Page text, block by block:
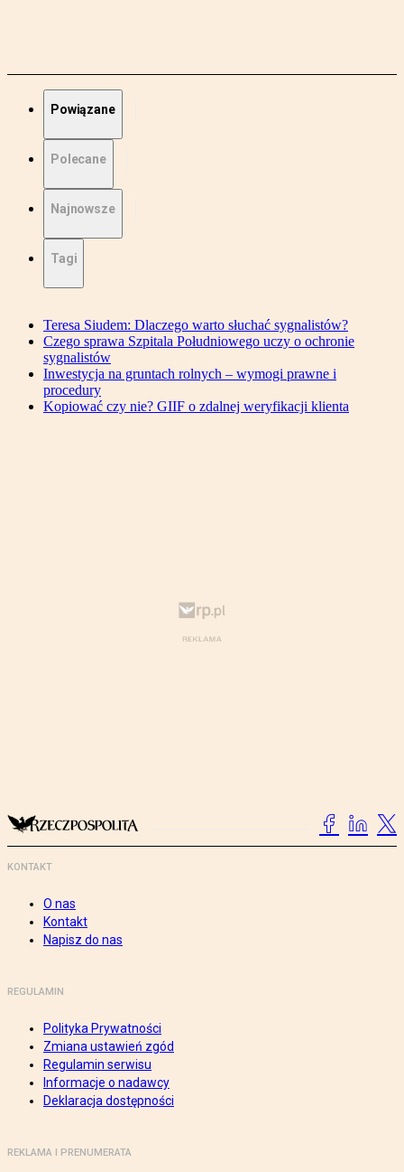
Powiązane
Polecane
Najnowsze
Tagi
Teresa Siudem: Dlaczego warto słuchać sygnalistów?
Czego sprawa Szpitala Południowego uczy o ochronie
sygnalistów
Inwestycja na gruntach rolnych – wymogi prawne i
procedury
Kopiować czy nie? GIIF o zdalnej weryfikacji klienta
KONTAKT
O nas
Kontakt
Napisz do nas
REGULAMIN
Polityka Prywatności
Zmiana ustawień zgód
Regulamin serwisu
Informacje o nadawcy
Deklaracja dostępności
REKLAMA I PRENUMERATA